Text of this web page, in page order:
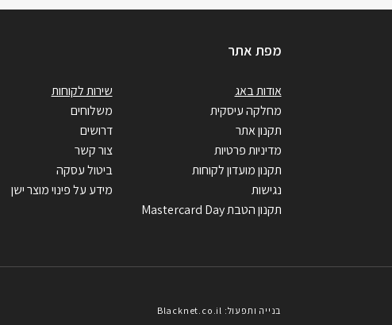
מפת אתר
אודות באג
מחלקה עיסקית
תקנון אתר
מדיניות פרטיות
תקנון מועדון לקוחות
נגישות
תקנון הטבת Mastercard Day
שירות לקוחות
משלוחים
דרושים
צור קשר
ביטול עסקה
מידע על פינוי מוצר ישן
בנייה ותפעול: Blacknet.co.il